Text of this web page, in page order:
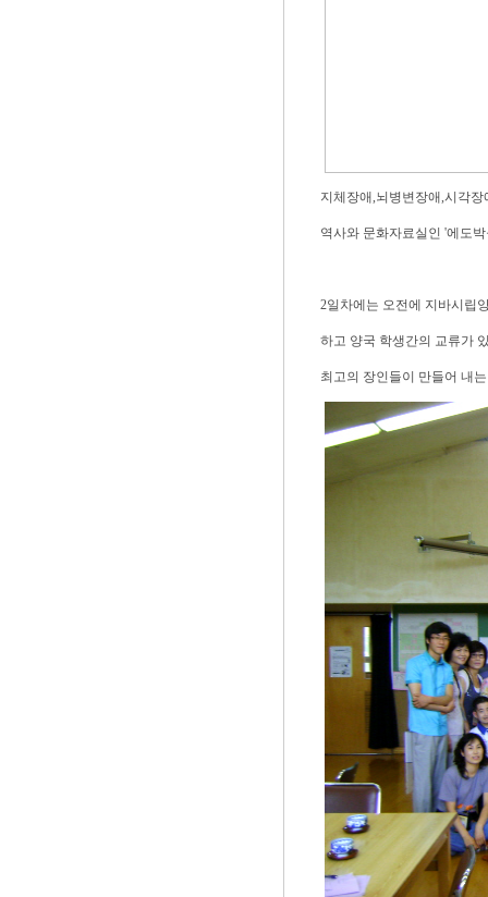
지체장애,뇌병변장애,시각
역사와 문화자료실인 '에도
2일차에는 오전에 지바시립
하고 양국 학생간의 교류가
최고의 장인들이 만들어 내